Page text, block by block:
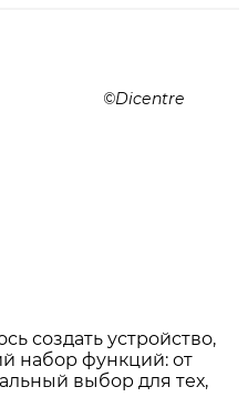
Dicentre
создать устройство,
набор функций: от
выбор для тех,